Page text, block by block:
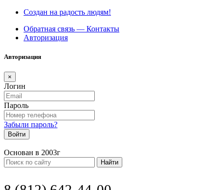
Создан на радость людям!
Обратная связь — Контакты
Авторизация
Авторизация
×
Логин
Пароль
Забыли пароль?
Войти
Основан в 2003г
Найти